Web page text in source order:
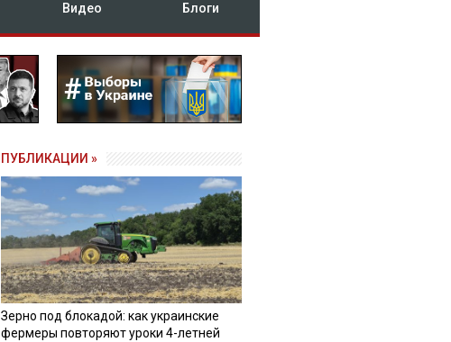
Видео Блоги
ПУБЛИКАЦИИ »
Зерно под блокадой: как украинские
фермеры повторяют уроки 4-летней